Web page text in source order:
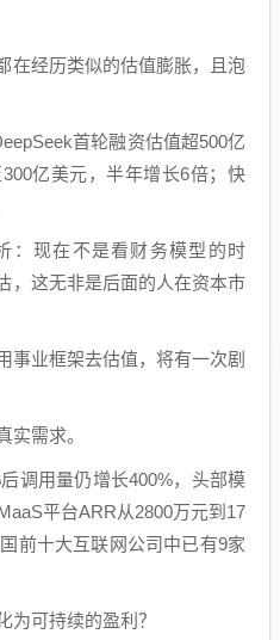
在经历类似的估值膨胀，且泡
首轮融资估值超500亿
亿美元，半年增长6倍；快
：现在不是看财务模型的时
这无非是后面的人在资本市
事业框架去估值，将有一次剧
实需求。
调用量仍增长400%，头部模
平台ARR从2800万元到17
前十大互联网公司中已有9家
为可持续的盈利？